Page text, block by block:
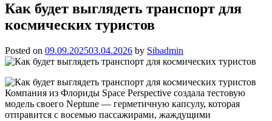
Как будет выглядеть транспорт для
космических туристов
Posted on 09.09.202503.04.2026 by Sibadmin
Компания из Флориды Space Perspective создала тестовую
модель своего Neptune — герметичную капсулу, которая
отправится с восемью пассажирами, жаждущими